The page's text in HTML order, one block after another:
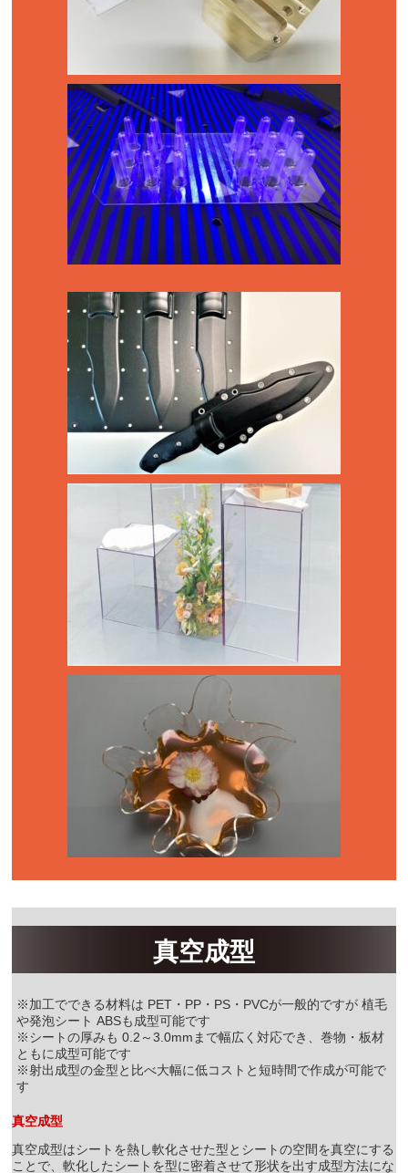
真空成型
※加工でできる材料は PET・PP・PS・PVCが一般的ですが 植毛
や発泡シート ABSも成型可能です
※シートの厚みも 0.2～3.0mmまで幅広く対応でき、巻物・板材
ともに成型可能です
※射出成型の金型と比べ大幅に低コストと短時間で作成が可能で
す
真空成型
真空成型はシートを熱し軟化させた型とシートの空間を真空にする
ことで、軟化したシートを型に密着させて形状を出す成型方法にな